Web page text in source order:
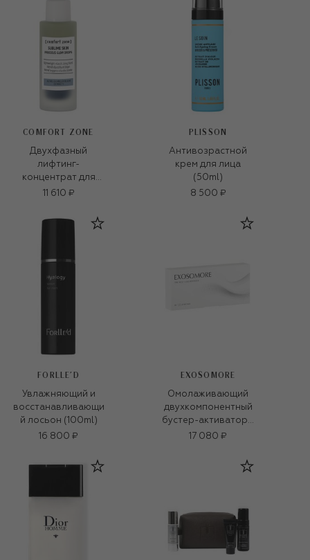
COMFORT ZONE
Двухфазный
лифтинг-
концентрат для
сияния Sublime skin
11 610 ₽
PLISSON
Антивозрастной
крем для лица
(50ml)
8 500 ₽
FORLLE'D
Увлажняющий и
восстанавливающи
й лосьон (100ml)
16 800 ₽
EXOSOMORE
Омолаживающий
двухкомпонентный
бустер-активатор с
экзосомами
17 080 ₽